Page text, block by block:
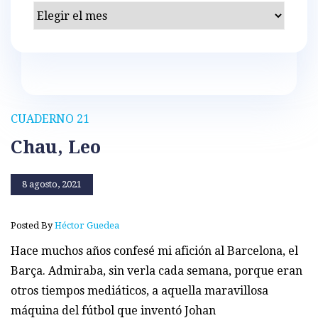
CUADERNO 21
Chau, Leo
8 agosto, 2021
Posted ByHéctor Guedea
Hace muchos años confesé mi afición al Barcelona, el
Barça. Admiraba, sin verla cada semana, porque eran
otros tiempos mediáticos, a aquella maravillosa
máquina del fútbol que inventó Johan
Archivos